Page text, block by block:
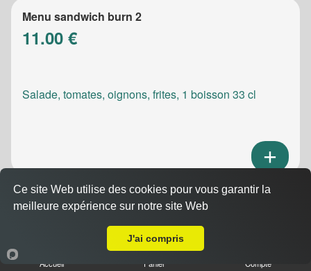
Menu sandwich burn 2
11.00 €
Salade, tomates, oignons, frites, 1 boisson 33 cl
Menu sandwich meatic
10.50 €
Accueil Panier Compte
Ce site Web utilise des cookies pour vous garantir la
meilleure expérience sur notre site Web
J'ai compris